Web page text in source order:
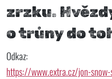
zrzku.
o trůny do
Odkaz:
https://www.extra.cz/jon-